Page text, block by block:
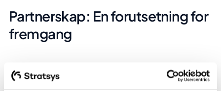
Partnerskap: En forutsetning for
fremgang
bedre verktøy og prosesser for å oppdage